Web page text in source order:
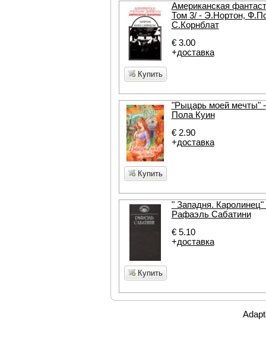
Купить
Американская
Том 3/ - Э.Нортон,
С.Корнблат
€ 3.00
+доставка
Купить
"Рыцарь моей мечты" -
Пола Куин
€ 2.90
+доставка
Купить
" Западня. Каролинец"
Рафаэль Сабатини
€ 5.10
+доставка